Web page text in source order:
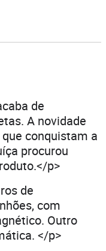
de
A novidade
conquistam a
procurou
p>
de
com
Outro
</p>